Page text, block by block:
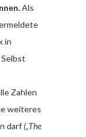
Als
in
Zahlen
weiteres
darf(„The